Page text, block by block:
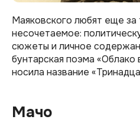
Маяковского любят еще за
несочетаемое:
сюжеты и личное
бунтарская поэма «Облако
носила название
Мачо